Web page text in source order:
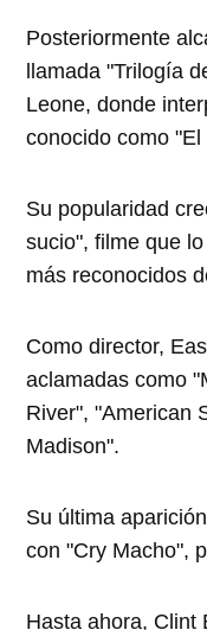
Posteriormente
llamada "Trilogía
Leone, donde
conocido como
Su popularidad
sucio", filme que
más reconocidos
Como director,
aclamadas como
River", "American
Madison".
Su última
con "Cry Macho",
Hasta ahora, Clint